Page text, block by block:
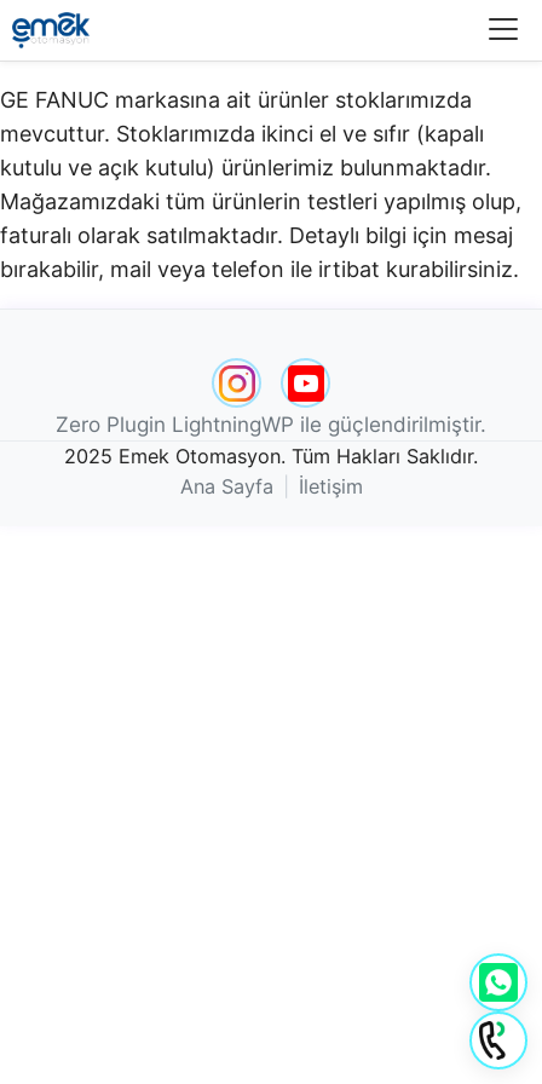
GE FANUC markasına ait ürünler stoklarımızda
mevcuttur. Stoklarımızda ikinci el ve sıfır (kapalı
kutulu ve açık kutulu) ürünlerimiz bulunmaktadır.​
Mağazamızdaki tüm ürünlerin testleri yapılmış olup,
faturalı olarak satılmaktadır. Detaylı bilgi için mesaj
bırakabilir, mail veya telefon ile irtibat kurabilirsiniz.
Zero Plugin LightningWP ile güçlendirilmiştir.
2025 Emek Otomasyon. Tüm Hakları Saklıdır.
Ana Sayfa
İletişim